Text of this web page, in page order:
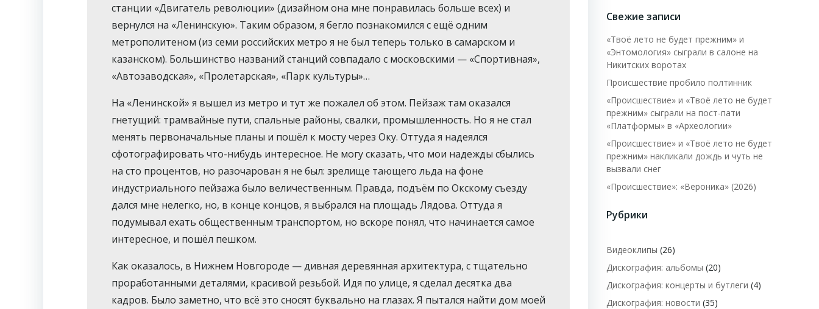
станции «Двигатель революции» (дизайном она мне понравилась больше всех) и
вернулся на «Ленинскую». Таким образом, я бегло познакомился с ещё одним
метрополитеном (из семи российских метро я не был теперь только в самарском и
казанском). Большинство названий станций совпадало с московскими — «Спортивная»,
«Автозаводская», «Пролетарская», «Парк культуры»…
На «Ленинской» я вышел из метро и тут же пожалел об этом. Пейзаж там оказался
гнетущий: трамвайные пути, спальные районы, свалки, промышленность. Но я не стал
менять первоначальные планы и пошёл к мосту через Оку. Оттуда я надеялся
сфотографировать что-нибудь интересное. Не могу сказать, что мои надежды сбылись
на сто процентов, но разочарован я не был: зрелище тающего льда на фоне
индустриального пейзажа было величественным. Правда, подъём по Окскому съезду
дался мне нелегко, но, в конце концов, я выбрался на площадь Лядова. Оттуда я
подумывал ехать общественным транспортом, но вскоре понял, что начинается самое
интересное, и пошёл пешком.
Как оказалось, в Нижнем Новгороде — дивная деревянная архитектура, с тщательно
проработанными деталями, красивой резьбой. Идя по улице, я сделал десятка два
кадров. Было заметно, что всё это сносят буквально на глазах. Я пытался найти дом моей
Свежие записи
«Твоё лето не будет прежним» и
«Энтомология» сыграли в салоне на
Никитских воротах
Происшествие пробило полтинник
«Происшествие» и «Твоё лето не будет
прежним» сыграли на пост-пати
«Платформы» в «Археологии»
«Происшествие» и «Твоё лето не будет
прежним» накликали дождь и чуть не
вызвали снег
«Происшествие»: «Вероника» (2026)
Рубрики
Видеоклипы (26)
Дискография: альбомы (20)
Дискография: концерты и бутлеги (4)
Дискография: новости (35)